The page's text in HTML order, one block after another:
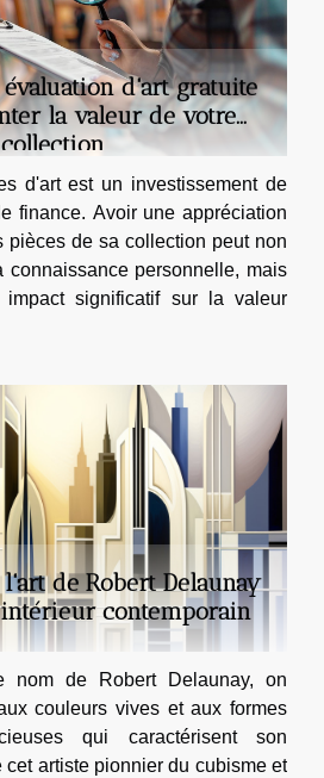
d'art gratuite
la valeur de votre
collection
d'art est un investissement de
finance. Avoir une appréciation
pièces de sa collection peut non
connaissance personnelle, mais
significatif sur la valeur
de Robert Delaunay
contemporain
nom de Robert Delaunay, on
couleurs vives et aux formes
qui caractérisent son
artiste pionnier du cubisme et